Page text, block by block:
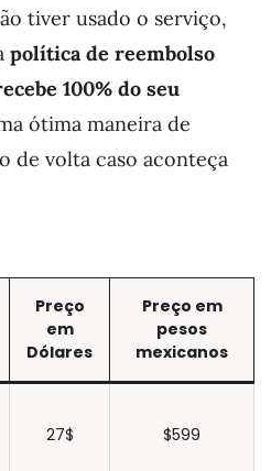
tiver usado o serviço,
política de reembolso
100% do seu
ótima maneira de
de volta caso aconteça
Preço
em
Dólares
Preço em
pesos
mexicanos
27$ $599